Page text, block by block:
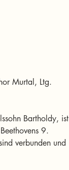
Murtal, Ltg.
Bartholdy, ist
9.
verbunden und